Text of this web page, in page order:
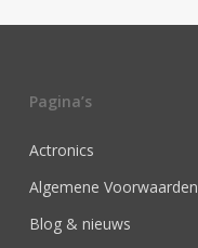
Pagina’s
Actronics
Algemene Voorwaarden
Blog & nieuws